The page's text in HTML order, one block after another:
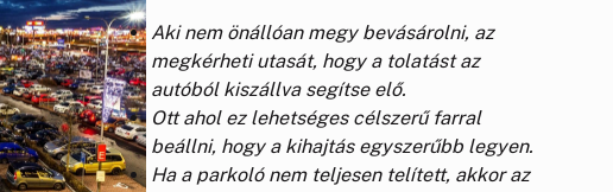
Aki nem önállóan megy bevásárolni, az
megkérheti utasát, hogy a tolatást az
autóból kiszállva segítse elő.
Ott ahol ez lehetséges célszerű farral
beállni, hogy a kihajtás egyszerűbb legyen.
Ha a parkoló nem teljesen telített, akkor az